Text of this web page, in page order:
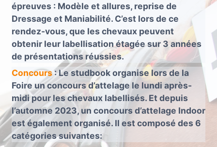
épreuves : Modèle et allures, reprise de
Dressage et Maniabilité. C’est lors de ce
rendez-vous, que les chevaux peuvent
obtenir leur labellisation étagée sur 3 années
de présentations réussies.
Concours: Le studbook organise lors de la
Foire un concours d’attelage le lundi après-
midi pour les chevaux labellisés. Et depuis
l’automne 2023, un concours d’attelage Indoor
est également organisé. Il est composé des 6
catégories suivantes: